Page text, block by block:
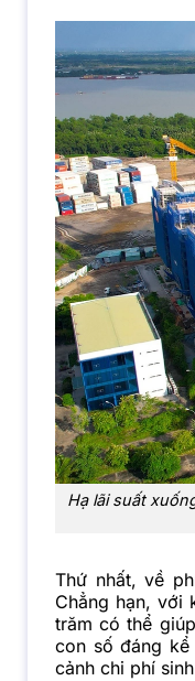
Hạ lãi suất
Thứ nhất, về
Chẳng hạn, với
trăm có thể
con số đáng
cảnh chi phí